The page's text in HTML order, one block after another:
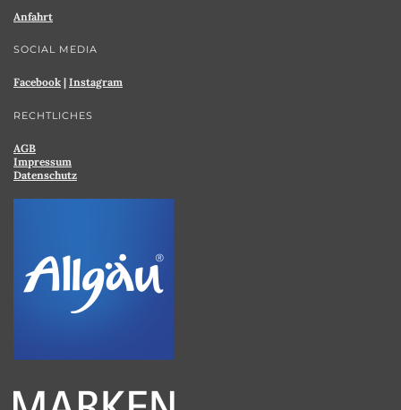
Anfahrt
SOCIAL MEDIA
Facebook | Instagram
RECHTLICHES
AGB
Impressum
Datenschutz